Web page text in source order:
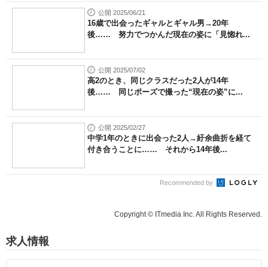
公開 2025/06/21
16歳で出会ったギャルとギャル男→20年
後…… 努力でつかんだ現在の姿に「見惚れ...
公開 2025/07/02
高2のとき、同じクラスだった2人が14年
後…… 同じポーズで撮った“現在の姿”に...
公開 2025/02/27
中学1年のときに出会った2人→紆余曲折を経て
付き合うことに…… それから14年後...
Recommended by
Copyright © ITmedia Inc. All Rights Reserved.
求人情報